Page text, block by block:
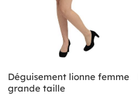
Déguisement lionne femme
grande taille